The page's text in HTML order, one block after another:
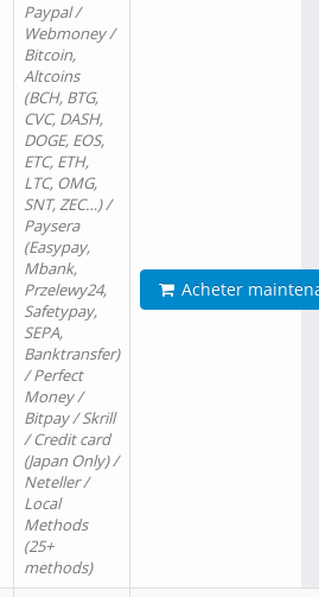
Paypal /
Webmoney /
Bitcoin,
Altcoins
(BCH, BTG,
CVC, DASH,
DOGE, EOS,
ETC, ETH,
LTC, OMG,
SNT, ZEC…) /
Paysera
(Easypay,
Mbank,
Przelewy24,
Safetypay,
SEPA,
Banktransfer)
/ Perfect
Money /
Bitpay / Skrill
/ Credit card
(Japan Only) /
Neteller /
Local
Methods
(25+
methods)
Acheter